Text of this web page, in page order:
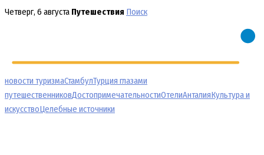
Перейти
Четверг, 6 августа Путешествия Поиск
новости туризмаСтамбулТурция глазами
путешественниковДостопримечательностиОтелиАнталияКультура и
искусствоЦелебные источники